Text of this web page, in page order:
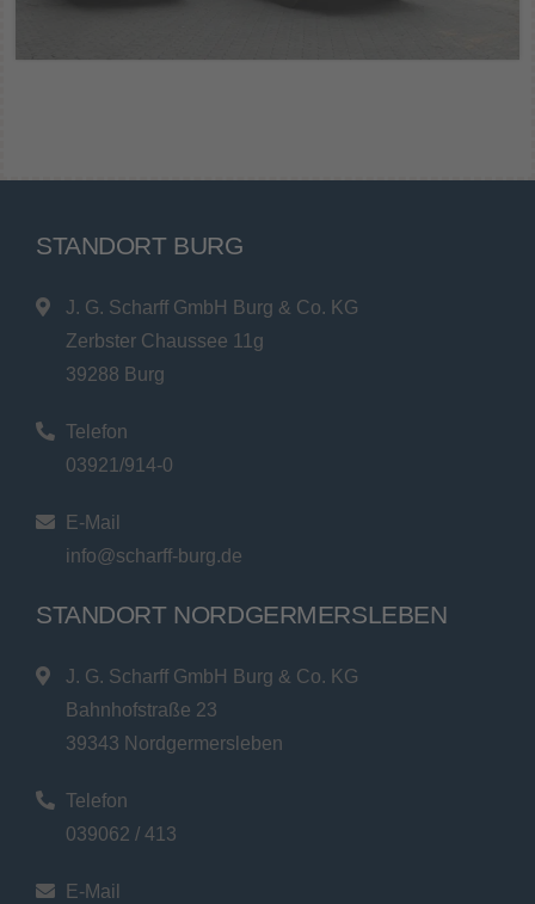
STANDORT BURG
J. G. Scharff GmbH Burg & Co. KG
Zerbster Chaussee 11g
39288 Burg
Telefon
03921/914-0
E-Mail
info@scharff-burg.de
STANDORT NORDGERMERSLEBEN
J. G. Scharff GmbH Burg & Co. KG
Bahnhofstraße 23
39343 Nordgermersleben
Telefon
039062 / 413
E-Mail